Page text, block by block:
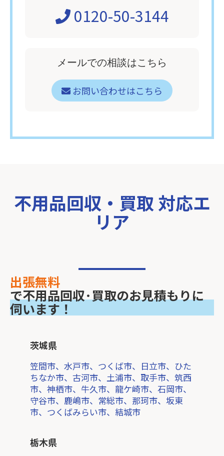
0120-50-3144
メールでの相談はこちら
お問い合わせはこちら
不用品回収・買取 対応エ
リア
出張無料
で不用品回収･買取のお見積もりに
伺います！
茨城県
笠間市、水戸市、つくば市、日立市、ひた
ちなか市、古河市、土浦市、取手市、筑西
市、神栖市、牛久市、龍ケ崎市、石岡市、
守谷市、鹿嶋市、常総市、那珂市、坂東
市、つくばみらい市、結城市
栃木県